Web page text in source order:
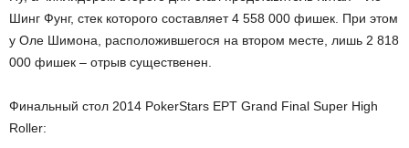
Шинг Фунг, стек которого составляет 4 558 000 фишек. При этом
у Оле Шимона, расположившегося на втором месте, лишь 2 818
000 фишек – отрыв существенен.
Финальный стол 2014 PokerStars EPT Grand Final Super High
Roller: